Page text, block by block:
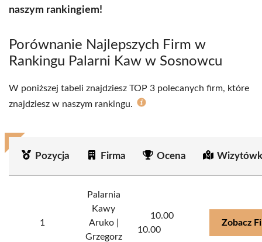
naszym rankingiem!
Porównanie Najlepszych Firm w
Rankingu Palarni Kaw w Sosnowcu
W poniższej tabeli znajdziesz TOP 3 polecanych firm, które
znajdziesz w naszym rankingu.
Pozycja Firma Ocena
1
Palarnia
Kawy
Aruko |
Grzegorz
10.00
10.00
Zobacz